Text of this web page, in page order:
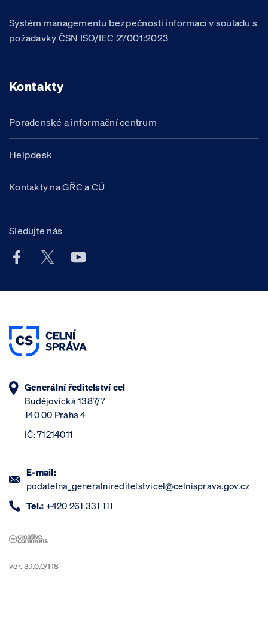
Systém managementu bezpečnosti informací v souladu s
požadavky ČSN ISO/IEC 27001:2023
Kontakty
Poradenské a informační centrum
Helpdesk
Kontakty na GŘC a CÚ
Sledujte nás
Facebook účet Celní správy ČR
X účet Celní správy ČR
Youtube účet Celní správy ČR
Generální ředitelství cel
Budějovická 1387/7
140 00 Praha 4
IČ: 71214011
E-mail:
podatelna_generalnireditelstvicel@celnisprava.gov.cz
Tel.: +420 261 331 111
ver. 3.1.0.0/118